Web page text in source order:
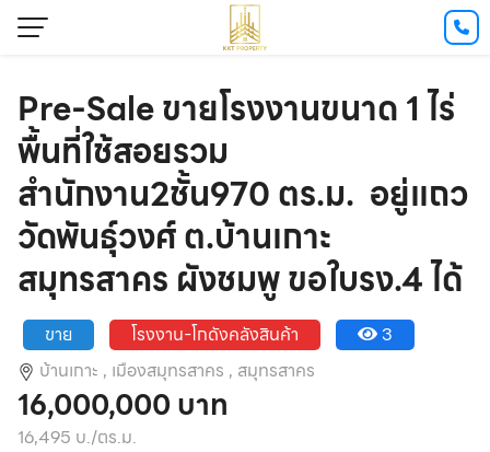
Pre-Sale ขายโรงงานขนาด 1 ไร่
พื้นที่ใช้สอยรวม
สำนักงาน2ชั้น970 ตร.ม. อยู่แถว
วัดพันธุ์วงศ์ ต.บ้านเกาะ
สมุทรสาคร ผังชมพู ขอใบรง.4 ได้
ขาย โรงงาน-โกดังคลังสินค้า
3
บ้านเกาะ , เมืองสมุทรสาคร , สมุทรสาคร
16,000,000 บาท
16,495 บ./ตร.ม.